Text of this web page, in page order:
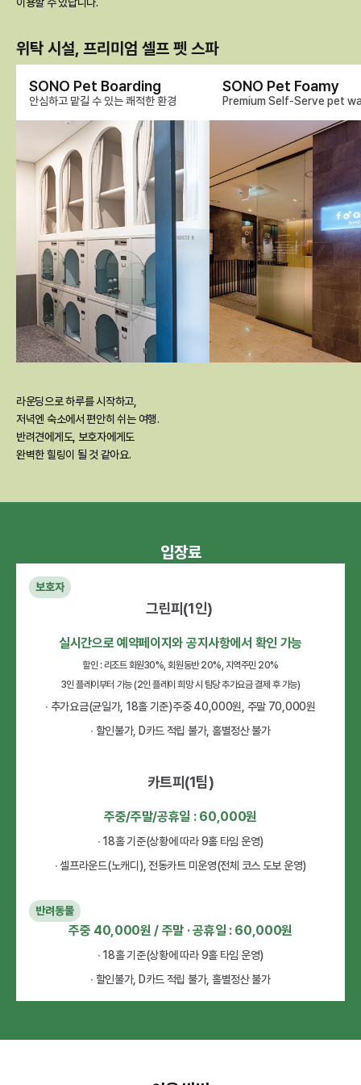
위탁 시설, 프리미엄 셀프 펫 스파
SONO Pet Boarding
안심하고 맡길 수 있는 쾌적한 환경
SONO Pet Foamy
Premium Self-Serve pet
라운딩으로 하루를 시작하고,
저녁엔 숙소에서 편안히 쉬는 여행.
반려견에게도, 보호자에게도
완벽한 힐링이 될 것 같아요.
입장료
보호자
그린피(1인)
실시간으로 예약페이지와 공지사항에서 확인 가능
할인 : 리조트 회원30%, 회원동반 20%, 지역주민 20%
3인 플레이부터 가능 (2인 플레이 희망 시 팀당 추가요금 결제 후 가능)
∙ 추가요금(균일가, 18홀 기준)주중 40,000원, 주말 70,000원
∙ 할인불가, D카드 적립 불가, 홀별정산 불가
카트피(1팀)
주중/주말/공휴일 : 60,000원
∙ 18홀 기준(상황에 따라 9홀 타임 운영)
∙ 셀프라운드(노캐디), 전동카트 미운영(전체 코스 도보 운영)
반려동물
주중 40,000원 / 주말 · 공휴일 : 60,000원
∙ 18홀 기준(상황에 따라 9홀 타임 운영)
∙ 할인불가, D카드 적립 불가, 홀별정산 불가